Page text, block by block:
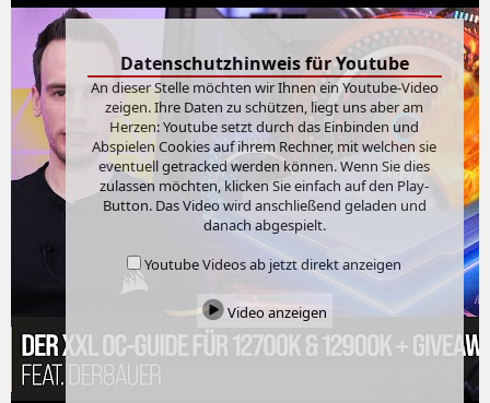
Datenschutzhinweis für Youtube
An dieser Stelle möchten wir Ihnen ein Youtube-Video
zeigen. Ihre Daten zu schützen, liegt uns aber am
Herzen: Youtube setzt durch das Einbinden und
Abspielen Cookies auf ihrem Rechner, mit welchen sie
eventuell getracked werden können. Wenn Sie dies
zulassen möchten, klicken Sie einfach auf den Play-
Button. Das Video wird anschließend geladen und
danach abgespielt.
Youtube Videos ab jetzt direkt anzeigen
Video anzeigen